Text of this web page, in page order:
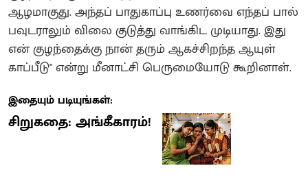
ஆழமாகுது. அந்தப் பாதுகாப்பு உணர்வை எந்தப் பால்
பவுடராலும் விலை குடுத்து வாங்கிட முடியாது. இது
என் குழந்தைக்கு நான் தரும் ஆகச்சிறந்த ஆயுள்
காப்பீடு" என்று மீனாட்சி பெருமையோடு கூறினாள்.
இதையும் படியுங்கள்:
சிறுகதை: அங்கீகாரம்!